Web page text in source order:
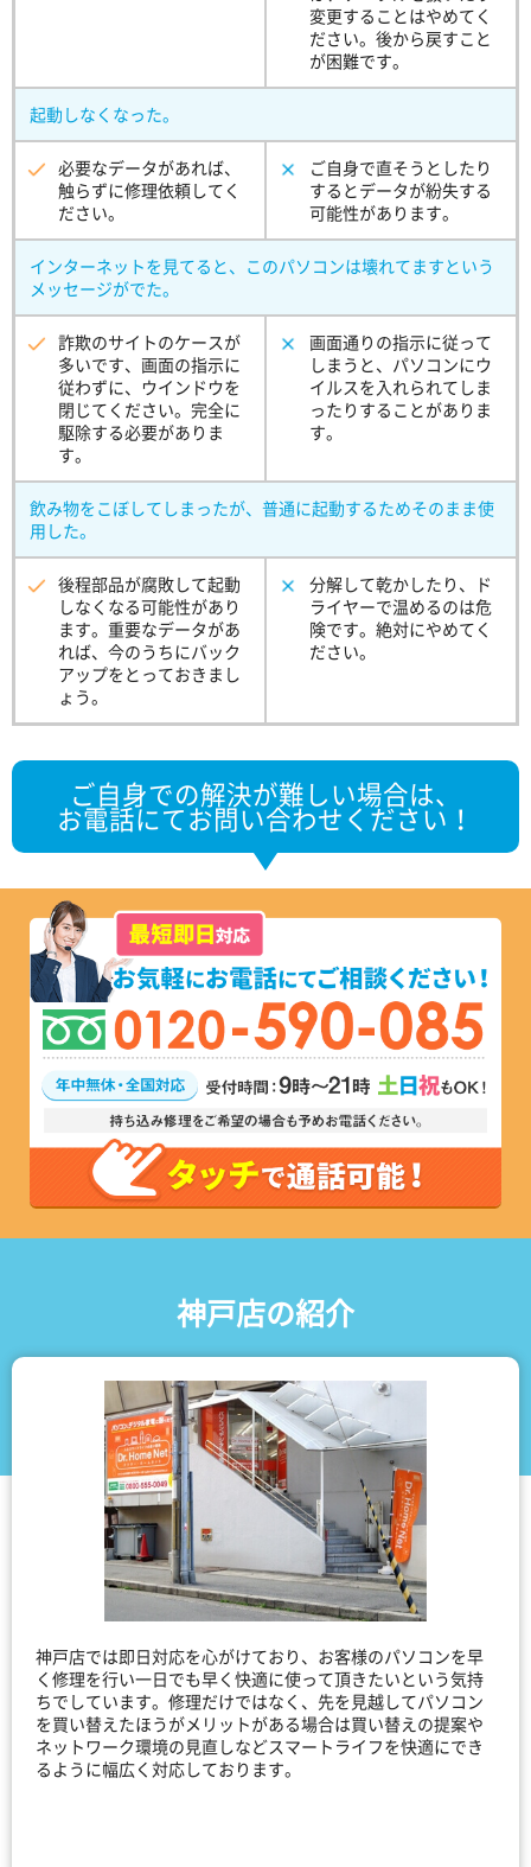
変更することはやめてく
ださい。後から戻すこと
が困難です。
起動しなくなった。
必要なデータがあれば、
触らずに修理依頼してく
ださい。
ご自身で直そうとしたり
するとデータが紛失する
可能性があります。
インターネットを見てると、このパソコンは壊れてますという
メッセージがでた。
詐欺のサイトのケースが
多いです、画面の指示に
従わずに、ウインドウを
閉じてください。完全に
駆除する必要がありま
す。
画面通りの指示に従って
しまうと、パソコンにウ
イルスを入れられてしま
ったりすることがありま
す。
飲み物をこぼしてしまったが、普通に起動するためそのまま使
用した。
後程部品が腐敗して起動
しなくなる可能性があり
ます。重要なデータがあ
れば、今のうちにバック
アップをとっておきまし
ょう。
分解して乾かしたり、ド
ライヤーで温めるのは危
険です。絶対にやめてく
ださい。
ご自身での解決が難しい場合は、
お電話にてお問い合わせください！
神戸店の紹介
神戸店では即日対応を心がけており、お客様のパソコンを早
く修理を行い一日でも早く快適に使って頂きたいという気持
ちでしています。修理だけではなく、先を見越してパソコン
を買い替えたほうがメリットがある場合は買い替えの提案や
ネットワーク環境の見直しなどスマートライフを快適にでき
るように幅広く対応しております。